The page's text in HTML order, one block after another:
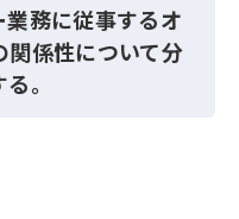
務に従事するオ
関係性について分
。